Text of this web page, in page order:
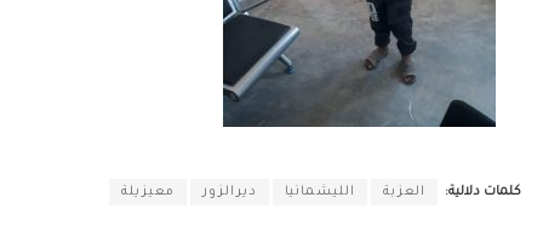
كلمات دلالية: العزبة الليشمانيا ديرالزور معيزيلة